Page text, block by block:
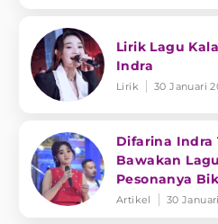
Lirik Lagu
Indra
Lirik 30 Januari
Difarina Indra
Bawakan
Pesonanya
Artikel 30